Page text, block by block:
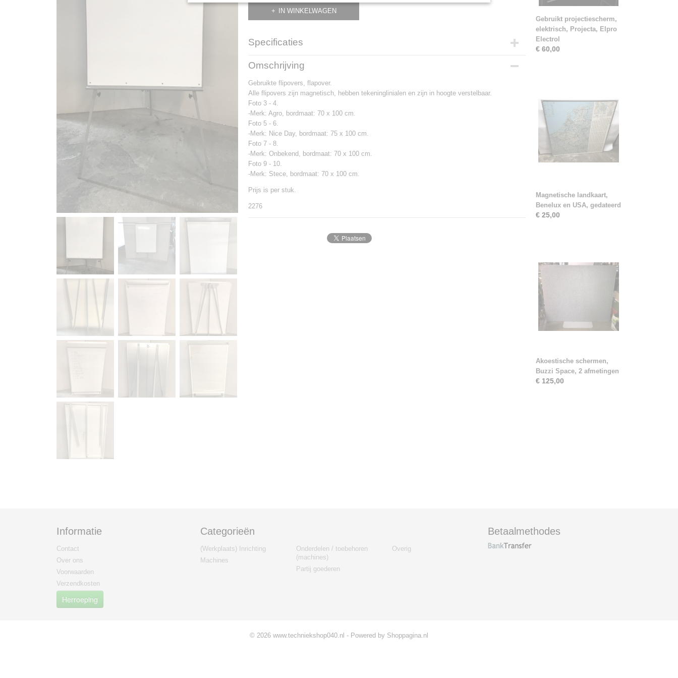
IN WINKELWAGEN
Specificaties
Productcode
Omschrijving
Gebruikte flipovers, flapover.
Alle flipovers zijn magnetisch, hebben tekeninglinialen en zijn in hoogte verstelbaar.
Foto 3 - 4.
-Merk: Agro, bordmaat: 70 x 100 cm.
Foto 5 - 6.
-Merk: Nice Day, bordmaat: 75 x 100 cm.
Foto 7 - 8.
-Merk: Onbekend, bordmaat: 70 x 100 cm.
Foto 9 - 10.
-Merk: Stece, bordmaat: 70 x 100 cm.
Prijs is per stuk.
2276
Gebruikt projectiescherm,
elektrisch, Projecta, Elpro
Electrol
€ 60,00
Magnetische landkaart,
Benelux en USA, gedateerd
€ 25,00
Akoestische schermen,
Buzzi Space, 2 afmetingen
€ 125,00
Informatie
Contact
Over ons
Voorwaarden
Verzendkosten
Herroeping
Categorieën
(Werkplaats) Inrichting
Machines
Onderdelen / toebehoren
(machines)
Partij goederen
Overig
Betaalmethodes
© 2026 www.techniekshop040.nl - Powered by Shoppagina.nl